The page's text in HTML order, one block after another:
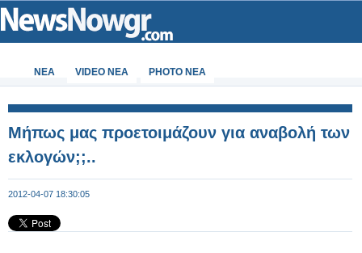
ΝΕΑ VIDEO NEA PHOTO NEA
Mήπως μας προετοιμάζουν για αναβολή των
εκλογών;;..
2012-04-07 18:30:05